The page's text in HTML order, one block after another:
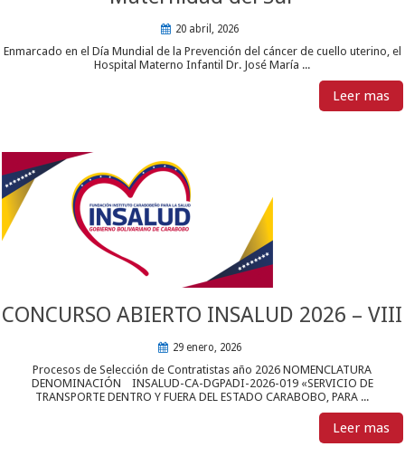
20 abril, 2026
Enmarcado en el Día Mundial de la Prevención del cáncer de cuello uterino, el
Hospital Materno Infantil Dr. José María ...
Leer mas
CONCURSO ABIERTO INSALUD 2026 – VIII
29 enero, 2026
Procesos de Selección de Contratistas año 2026 NOMENCLATURA
DENOMINACIÓN INSALUD-CA-DGPADI-2026-019 «SERVICIO DE
TRANSPORTE DENTRO Y FUERA DEL ESTADO CARABOBO, PARA ...
Leer mas